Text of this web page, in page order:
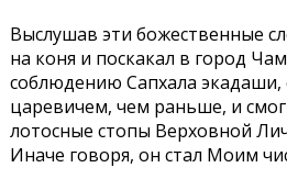
Выслушав эти божественные
на коня и поскакал в город
соблюдению Сапхала экадаши,
царевичем, чем раньше, и
лотосные стопы Верховной
Иначе говоря, он стал Моим